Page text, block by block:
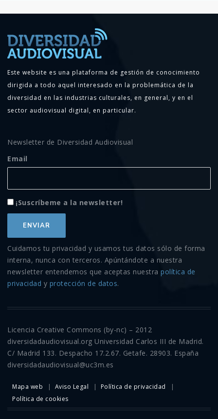
Este website es una plataforma de gestión de conocimiento
dirigida a todo aquel interesado en la problemática de la
diversidad en las industrias culturales, en general, y en el
sector audiovisual digital, en particular.
Newsletter de Diversidad Audiovisual
Email
¡Suscríbeme a la newsletter!
Cuidamos tu privacidad y usamos tus datos sólo de forma
interna, nunca con terceros. Apúntándote a nuestra
newsletter entendemos que aceptas nuestra política de
privacidad y protección de datos.
Licencia Creative Commons (by-nc) – 2012
diversidadaudiovisual.org Universidad Carlos III de Madrid.
C/ Madrid 133. Despacho 17.2.67. Getafe. 28903. España
diversidadaudiovisual@uc3m.es
Mapa web Aviso Legal
Política de privacidad
Política de cookies